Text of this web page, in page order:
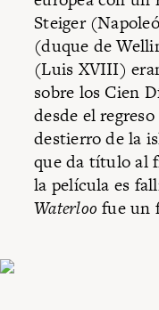
Steiger
(duque de
(Luis XVIII)
sobre los Cien
desde el
destierro de la
que da título al
la película es
Waterloo fue un